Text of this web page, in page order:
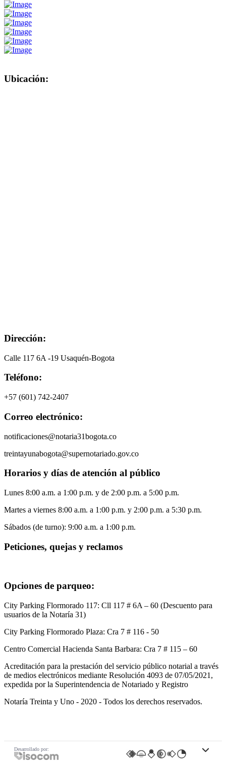
Ubicación:
Dirección:
Calle 117 6A -19 Usaquén-Bogota
Teléfono:
+57 (601) 742-2407
Correo electrónico:
notificaciones@notaria31bogota.co
treintayunabogota@supernotariado.gov.co
Horarios y días de atención al público
Lunes 8:00 a.m. a 1:00 p.m. y de 2:00 p.m. a 5:00 p.m.
Martes a viernes 8:00 a.m. a 1:00 p.m. y 2:00 p.m. a 5:30 p.m.
Sábados (de turno): 9:00 a.m. a 1:00 p.m.
Peticiones, quejas y reclamos
Opciones de parqueo:
City Parking Flormorado 117: Cll 117 # 6A – 60 (Descuento para
usuarios de la Notaría 31)
City Parking Flormorado Plaza: Cra 7 # 116 - 50
Centro Comercial Hacienda Santa Barbara: Cra 7 # 115 – 60
Acreditación para la prestación del servicio público notarial a través
de medios electrónicos mediante Resolución 4093 de 07/05/2021,
expedida por la Superintendencia de Notariado y Registro
Notaría Treinta y Uno - 2020 - Todos los derechos reservados.